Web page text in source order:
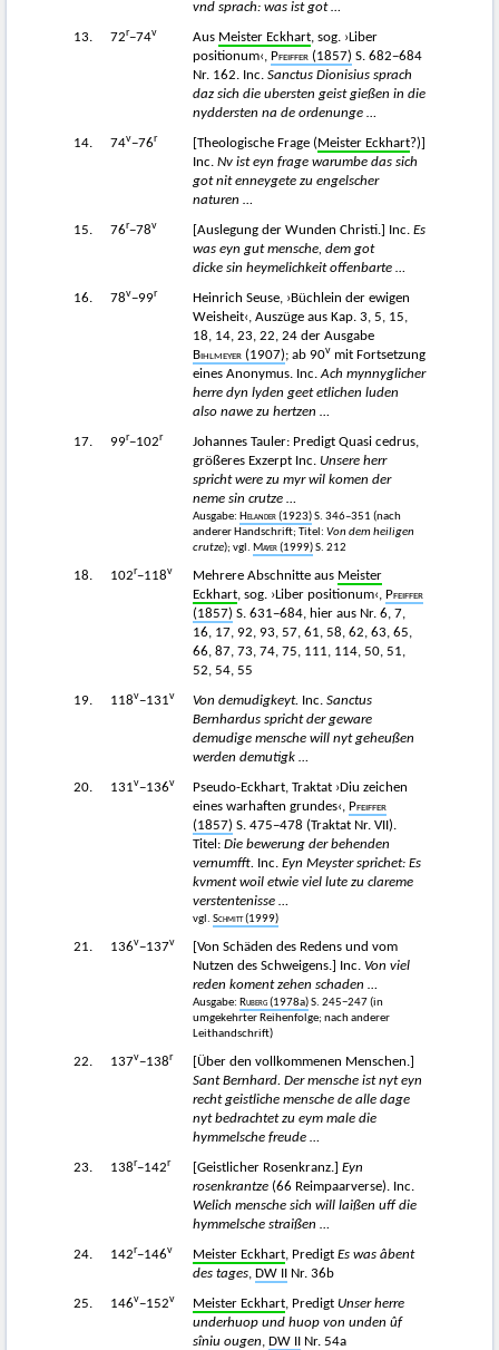
vnd sprach: was ist got …
13. 72r−74v Aus Meister Eckhart, sog. ›Liber
positionum‹, Pfeiffer (1857) S. 682−684
Nr. 162. Inc. Sanctus Dionisius sprach
daz sich die ubersten geist gießen in die
nyddersten na de ordenunge …
14. 74v−76r [Theologische Frage ( Meister Eckhart?)]
Inc. Nv ist eyn frage warumbe das sich
got nit enneygete zu engelscher
naturen …
15. 76r−78v [Auslegung der Wunden Christi.] Inc. Es
was eyn gut mensche, dem got
dicke sin heymelichkeit offenbarte …
16. 78v−99r
Heinrich Seuse, ›Büchlein der ewigen
Weisheit‹, Auszüge aus Kap. 3, 5, 15,
18, 14, 23, 22, 24 der Ausgabe
Bihlmeyer (1907); ab 90v mit Fortsetzung
eines Anonymus. Inc.Ach mynnyglicher
herre dyn lyden geet etlichen luden
also nawe zu hertzen …
17. 99r−102r
Johannes Tauler: Predigt Quasi cedrus,
größeres Exzerpt Inc. Unsere herr
spricht were zu myr wil komen der
neme sin crutze …
Ausgabe: Helander(1923)S. 346–351 (nach
anderer Handschrift; Titel: Von dem heiligen
crutze); vgl. Mayer(1999)S. 212
18. 102r−118v Mehrere Abschnitte aus Meister
Eckhart, sog. ›Liber positionum‹, Pfeiffer
(1857) S. 631−684, hier aus Nr. 6, 7,
16, 17, 92, 93, 57, 61, 58, 62, 63, 65,
66, 87, 73, 74, 75, 111, 114, 50, 51,
52, 54, 55
19. 118v−131v Von demudigkeyt. Inc. Sanctus
Bernhardus spricht der geware
demudige mensche will nyt geheußen
werden demutigk …
20. 131v−136v
Pseudo-Eckhart, Traktat ›Diu zeichen
eines warhaften grundes‹, Pfeiffer
(1857) S. 475−478 (Traktat Nr. VII).
Titel: Die bewerung der behenden
vernumfft. Inc. Eyn Meyster sprichet: Es
kvment woil etwie viel lute zu clareme
verstentenisse …
vgl. Schmitt(1999)
21. 136v−137v
[Von Schäden des Redens und vom
Nutzen des Schweigens.] Inc. Von viel
reden koment zehen schaden …
Ausgabe: Ruberg(1978a)S. 245−247 (in
umgekehrter Reihenfolge; nach anderer
Leithandschrift)
22. 137v−138r
[Über den vollkommenen Menschen.]
Sant Bernhard. Der mensche ist nyt eyn
recht geistliche mensche de alle dage
nyt bedrachtet zu eym male die
hymmelsche freude …
23. 138r−142r [Geistlicher Rosenkranz.] Eyn
rosenkrantze (66 Reimpaarverse). Inc.
Welich mensche sich will laißen uff die
hymmelsche straißen …
24. 142r−146v Meister Eckhart, Predigt Es was âbent
des tages, DW II Nr. 36b
25. 146v−152v Meister Eckhart, Predigt Unser herre
underhuop und huop von unden ûf
sîniu ougen, DW II Nr. 54a